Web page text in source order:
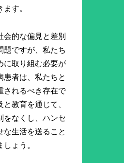
す。
会的な偏見と差別
題ですが、私たち
に取り組む必要が
患者は、私たちと
されるべき存在で
教育を通じて、
をなくし、ハンセ
な生活を送ること
ょう。